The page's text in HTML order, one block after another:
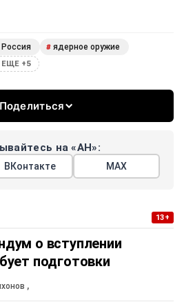
Россия # ядерное оружие
ЕЩЕ +5
Поделиться
на «АН»:
ВКонтакте МАХ
13+
о вступлении
подготовки
,